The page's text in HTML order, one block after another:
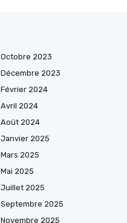
Octobre 2023
Décembre 2023
Février 2024
Avril 2024
Août 2024
Janvier 2025
Mars 2025
Mai 2025
Juillet 2025
Septembre 2025
Novembre 2025